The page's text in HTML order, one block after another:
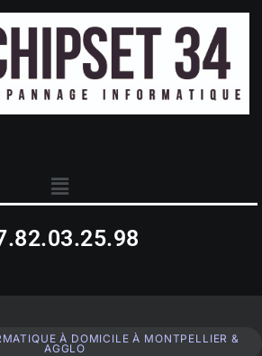
À DOMICILE À MONTPELLIER &
AGGLO